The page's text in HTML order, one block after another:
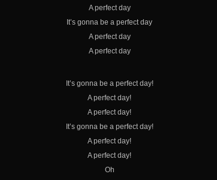
A perfect day
It’s gonna be a perfect day
A perfect day
A perfect day
It’s gonna be a perfect day!
A perfect day!
A perfect day!
It’s gonna be a perfect day!
A perfect day!
A perfect day!
Oh